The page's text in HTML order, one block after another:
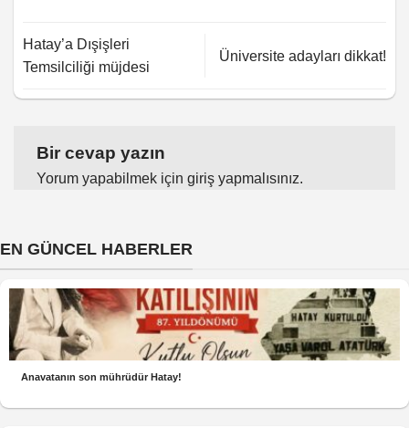
Hatay’a Dışişleri
Temsilciliği müjdesi
Üniversite adayları dikkat!
Bir cevap yazın
Yorum yapabilmek için giriş yapmalısınız.
EN GÜNCEL HABERLER
Anavatanın son mührüdür Hatay!